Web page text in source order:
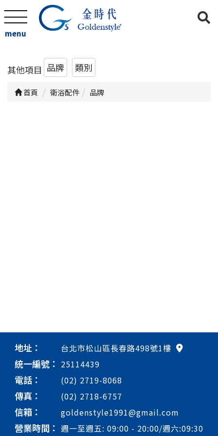
menu
其他項目 品牌 類別
首頁 衛浴配件 品牌
地址： 台北市松山區長春路498號1樓
統一編號： 25114439
電話： (02) 2719-8068
傳真： (02) 2718-6757
信箱： goldenstyle1991@gmail.com
營業時間： 週一至週五: 09:00 - 20:00/週六:09:30